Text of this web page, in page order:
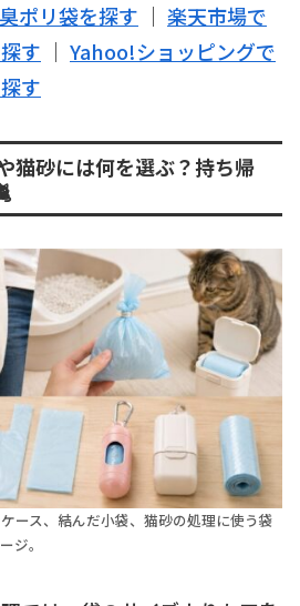
ポリ袋を探す ｜ 楽天市場で
す ｜ Yahoo!ショッピングで
す
猫砂には何を選ぶ？持ち帰
ース、結んだ小袋、猫砂の処理に使う袋
ジ。